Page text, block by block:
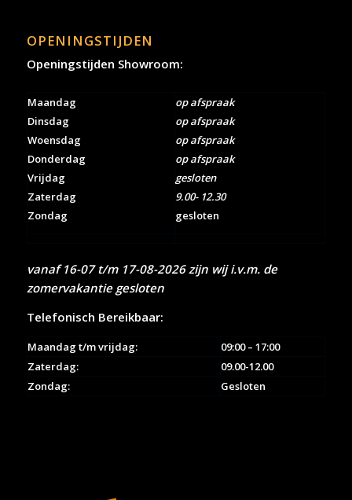
OPENINGSTIJDEN
Openingstijden Showroom:
Maandag
Dinsdag
Woensdag
Donderdag
Vrijdag
Zaterdag
Zondag
op afspraak
op afspraak
op afspraak
op afspraak
gesloten
9.00- 12.30
gesloten
vanaf 16-07 t/m 17-08-2026 zijn wij i.v.m. de
zomervakantie gesloten
Telefonisch Bereikbaar:
Maandag t/m vrijdag:
09:00 – 17:00
Zaterdag:
09.00-12.00
Zondag:
Gesloten